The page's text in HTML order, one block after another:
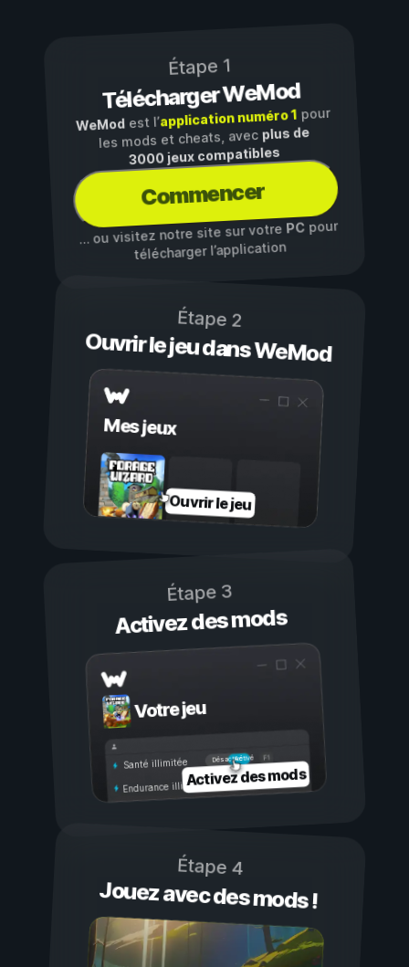
Étape 1
Télécharger WeMod
WeModest l’application numéro 1pour
les mods et cheats, avec plus de
3000 jeux compatibles
Commencer
… ou visitez notre site sur votre PCpour
télécharger l’application
Étape 2
Ouvrir le jeu dans WeMod
Mes jeux
Ouvrir le jeu
Étape 3
Activez des mods
Votre jeu
Activé
Désactivé
Santé illimitée
Endurance illimitéeActivez des mods
Étape 4
Jouez avec des mods !